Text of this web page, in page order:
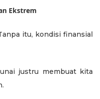
Ekstrem
itu, kondisi finansial
justru membuat kita